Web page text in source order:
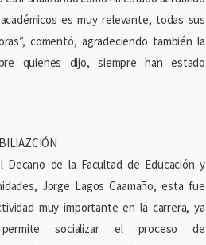
es muy relevante, todas sus
comentó, agradeciendo también la
quienes dijo, siempre han estado
Decano de la Facultad de Educación y
Jorge Lagos Caamaño, esta fue
muy importante en la carrera, ya
socializar el proceso de